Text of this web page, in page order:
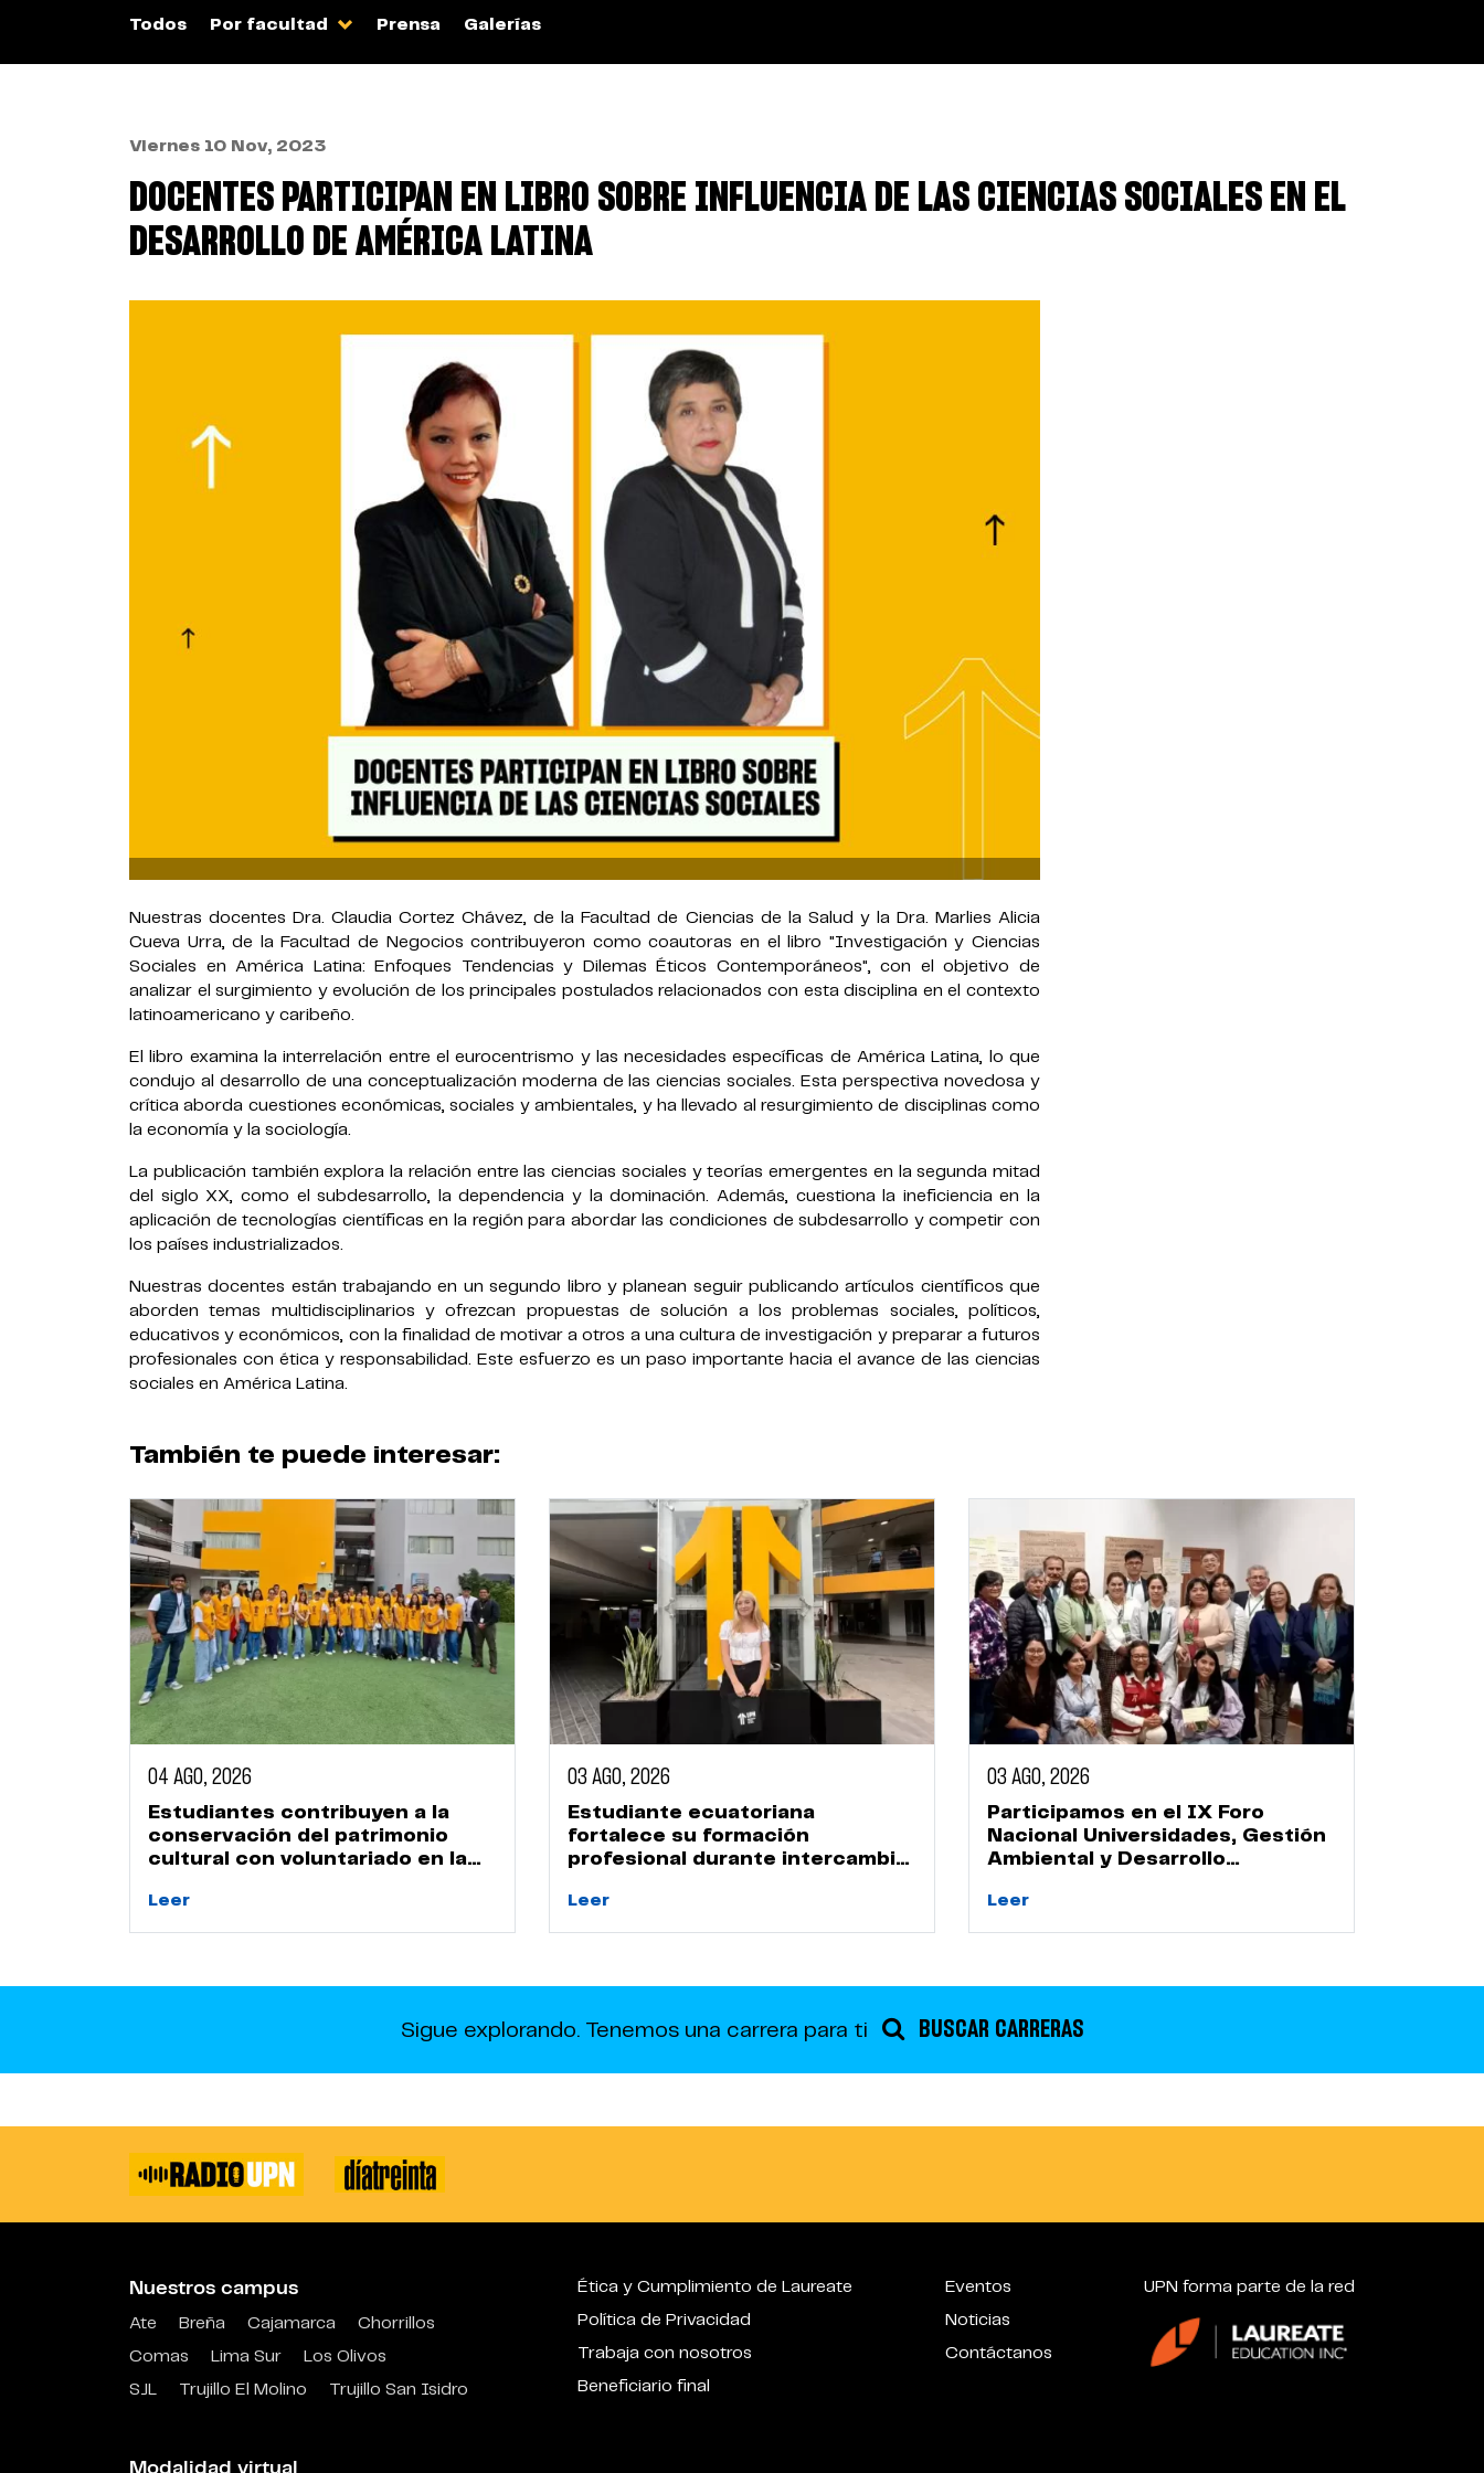
Todos Por facultad Prensa Galerías
Viernes 10 Nov, 2023
DOCENTES PARTICIPAN EN LIBRO SOBRE INFLUENCIA DE LAS CIENCIAS SOCIALES EN EL
DESARROLLO DE AMÉRICA LATINA
Nuestras docentes Dra. Claudia Cortez Chávez, de la Facultad de Ciencias de la Salud y la Dra. Marlies Alicia
Cueva Urra, de la Facultad de Negocios contribuyeron como coautoras en el libro "Investigación y Ciencias
Sociales en América Latina: Enfoques Tendencias y Dilemas Éticos Contemporáneos", con el objetivo de
analizar el surgimiento y evolución de los principales postulados relacionados con esta disciplina en el contexto
latinoamericano y caribeño.
El libro examina la interrelación entre el eurocentrismo y las necesidades específicas de América Latina, lo que
condujo al desarrollo de una conceptualización moderna de las ciencias sociales. Esta perspectiva novedosa y
crítica aborda cuestiones económicas, sociales y ambientales, y ha llevado al resurgimiento de disciplinas como
la economía y la sociología.
La publicación también explora la relación entre las ciencias sociales y teorías emergentes en la segunda mitad
del siglo XX, como el subdesarrollo, la dependencia y la dominación. Además, cuestiona la ineficiencia en la
aplicación de tecnologías científicas en la región para abordar las condiciones de subdesarrollo y competir con
los países industrializados.
Nuestras docentes están trabajando en un segundo libro y planean seguir publicando artículos científicos que
aborden temas multidisciplinarios y ofrezcan propuestas de solución a los problemas sociales, políticos,
educativos y económicos, con la finalidad de motivar a otros a una cultura de investigación y preparar a futuros
profesionales con ética y responsabilidad. Este esfuerzo es un paso importante hacia el avance de las ciencias
sociales en América Latina.
También te puede interesar:
04 AGO, 2026
Estudiantes contribuyen a la
conservación del patrimonio
cultural con voluntariado en la
Leer
03 AGO, 2026
Estudiante ecuatoriana
fortalece su formación
profesional durante intercambio
Leer
03 AGO, 2026
Participamos en el IX Foro
Nacional Universidades, Gestión
Ambiental y Desarrollo
Leer
Sigue explorando. Tenemos una carrera para ti BUSCAR CARRERAS
Nuestros campus
Ate Breña Cajamarca
Chorrillos
Comas
Lima Sur
Los Olivos
SJL
Trujillo El Molino Trujillo San Isidro
Modalidad virtual
Ética y Cumplimiento de Laureate
Política de Privacidad
Trabaja con nosotros
Beneficiario final
Eventos
Noticias
Contáctanos
UPN forma parte de la red